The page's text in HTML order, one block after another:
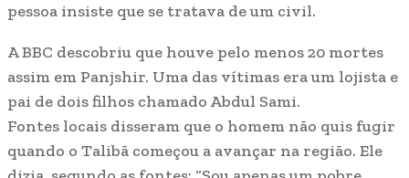
pessoa insiste que se tratava de um civil.
A BBC descobriu que houve pelo menos 20 mortes
assim em Panjshir. Uma das vítimas era um lojista e
pai de dois filhos chamado Abdul Sami.
Fontes locais disseram que o homem não quis fugir
quando o Talibã começou a avançar na região. Ele